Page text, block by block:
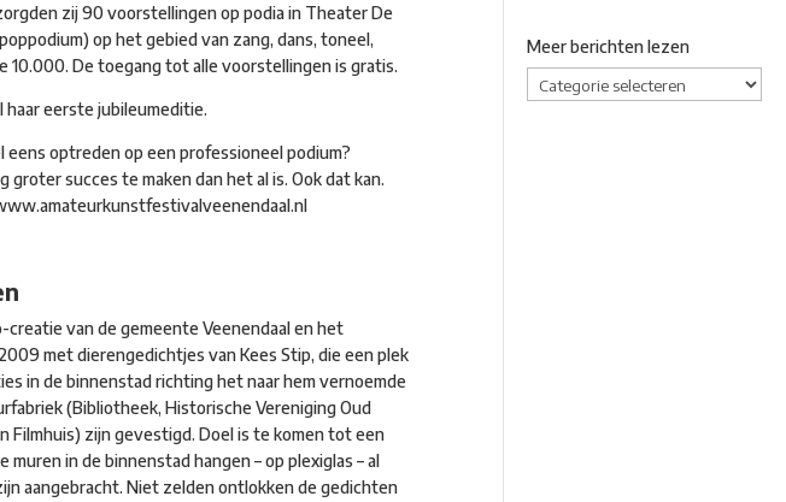
zij 90 voorstellingen op podia in Theater De
op het gebied van zang, dans, toneel,
10.000. De toegang tot alle voorstellingen is gratis.
haar eerste jubileumeditie.
optreden op een professioneel podium?
succes te maken dan het al is. Ook dat kan.
creatie van de gemeente Veenendaal en het
met dierengedichtjes van Kees Stip, die een plek
in de binnenstad richting het naar hem vernoemde
(Bibliotheek, Historische Vereniging Oud
Filmhuis) zijn gevestigd. Doel is te komen tot een
in de binnenstad hangen – op plexiglas – al
aangebracht. Niet zelden ontlokken de gedichten
Meer berichten lezen
Meer
berichten